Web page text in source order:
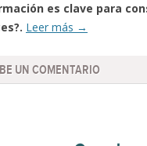
es clave para
Leer más →
UN COMENTARIO